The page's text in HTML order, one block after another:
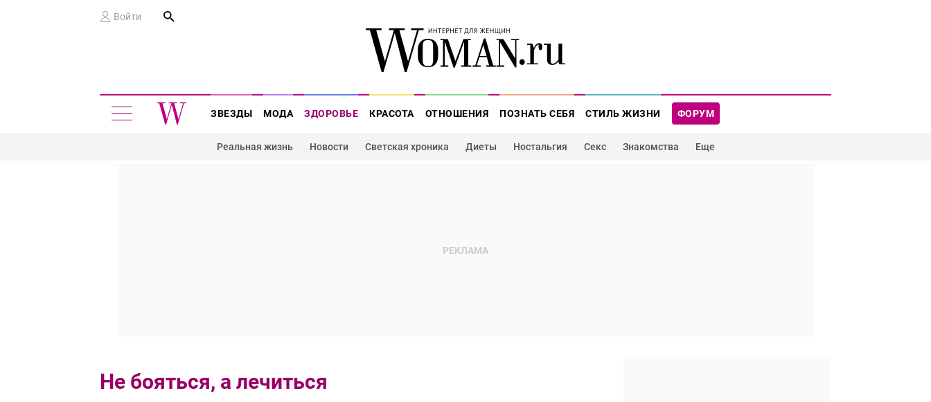
Войти
ФОРУМ
ЗВЕЗДЫ МОДА ЗДОРОВЬЕ КРАСОТА ОТНОШЕНИЯ ПОЗНАТЬ СЕБЯ СТИЛЬ ЖИЗНИ
Реальная жизнь Новости Светская хроника Диеты Ностальгия Секс Знакомства Еще
Не бояться, а лечиться